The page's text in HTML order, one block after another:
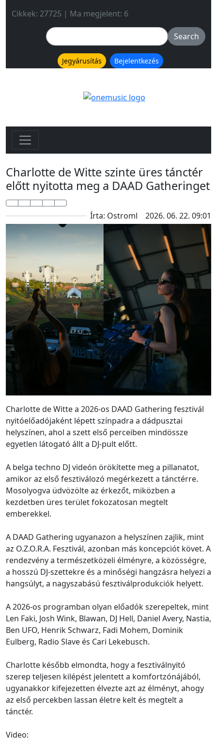
Cikkek: 27725 | Ma megjelent: 6
Jegyárusítás Bejelentkezés
Charlotte de Witte szinte üres tánctér
előtt nyitotta meg a DAAD Gatheringet
Írta: Ostroml 2026. 06. 22. 09:01
Charlotte de Witte a 2026-os DAAD Gathering fesztivál
nyitóelőadójaként lépett színpadra a dádpusztai
helyszínen, ahol a szett első perceiben mindössze
egyetlen látogató állt a DJ-pult előtt.
A belga techno DJ videón örökítette meg a pillanatot,
amikor az első fesztiválozó megérkezett a tánctérre.
Mosolyogva üdvözölte az érkezőt, miközben a
kezdetben üres terület fokozatosan megtelt
emberekkel.
A DAAD Gathering ugyanazon a helyszínen zajlik, mint
az O.Z.O.R.A. Fesztivál, azonban más koncepciót követ. A
rendezvény a természetközeli élményre, a közösségre,
a hosszú DJ-szettekre és a minőségi hangzásra helyezi a
hangsúlyt, a nagyszabású fesztiválprodukciók helyett.
A 2026-os programban olyan előadók szerepeltek, mint
Len Faki, Josh Wink, Blawan, DJ Hell, Daniel Avery, Nastia,
Ben UFO, Henrik Schwarz, Fadi Mohem, Dominik
Eulberg, Radio Slave és Cari Lekebusch.
Charlotte később elmondta, hogy a fesztiválnyitó
szerep teljesen kilépést jelentett a komfortzónájából,
ugyanakkor kifejezetten élvezte azt az élményt, ahogy
az első percekben lassan életre kelt és megtelt a
tánctér.
Video: